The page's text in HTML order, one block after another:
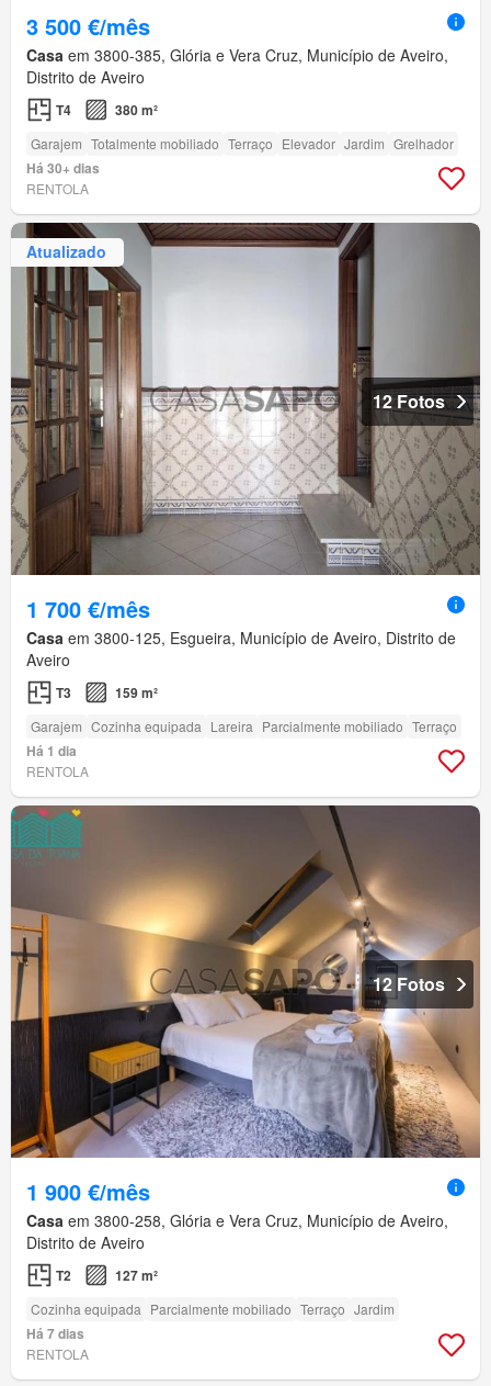
3 500 €/mês
Casa em 3800-385, Glória e Vera Cruz, Município de Aveiro,
Distrito de Aveiro
T4 380 m²
Garajem Totalmente mobiliado Terraço Elevador Jardim Grelhador
Há 30+ dias
RENTOLA
Atualizado
12 Fotos
1 700 €/mês
Casa em 3800-125, Esgueira, Município de Aveiro, Distrito de
Aveiro
T3 159 m²
Garajem Cozinha equipada Lareira Parcialmente mobiliado Terraço
Há 1 dia
RENTOLA
12 Fotos
1 900 €/mês
Casa em 3800-258, Glória e Vera Cruz, Município de Aveiro,
Distrito de Aveiro
T2 127 m²
Cozinha equipada Parcialmente mobiliado Terraço Jardim
Há 7 dias
RENTOLA